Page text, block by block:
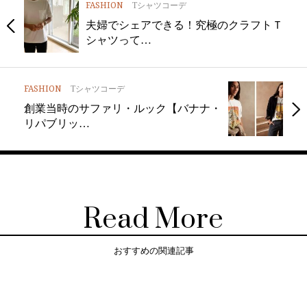
FASHION Tシャツコーデ
夫婦でシェアできる！究極のクラフトＴ
シャツって…
FASHION Tシャツコーデ
創業当時のサファリ・ルック【バナナ・
リパブリッ…
Read More
おすすめの関連記事